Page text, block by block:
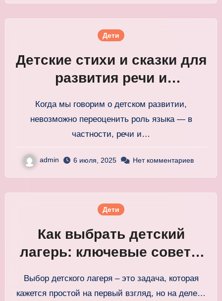
Дети
Детские стихи и сказки для
развития речи и
Когда мы говорим о детском развитии,
невозможно переоценить роль языка — в
частности, речи и…
admin 6 июля, 2025 Нет комментариев
Дети
Как выбрать детский
лагерь: ключевые советы
Выбор детского лагеря – это задача, которая
кажется простой на первый взгляд, но на деле…